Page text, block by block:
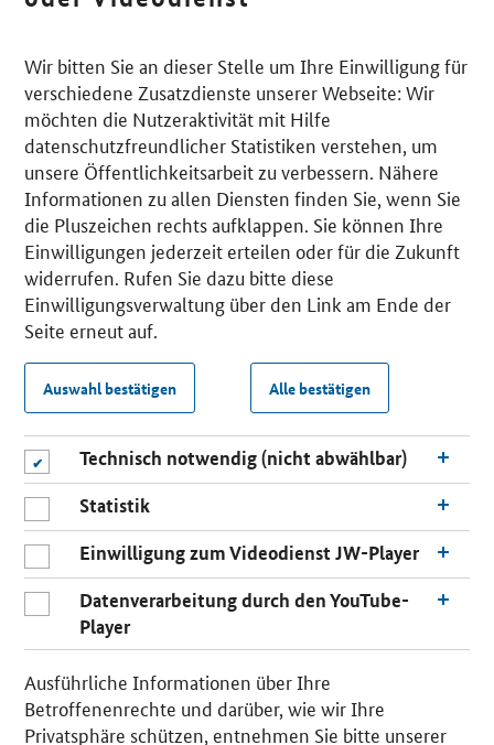
Wir bitten Sie an dieser Stelle um Ihre Einwilligung für
verschiedene Zusatzdienste unserer Webseite: Wir
möchten die Nutzeraktivität mit Hilfe
datenschutzfreundlicher Statistiken verstehen, um
unsere Öffentlichkeitsarbeit zu verbessern. Nähere
Informationen zu allen Diensten finden Sie, wenn Sie
die Pluszeichen rechts aufklappen. Sie können Ihre
Einwilligungen jederzeit erteilen oder für die Zukunft
widerrufen. Rufen Sie dazu bitte diese
Einwilligungsverwaltung über den Link am Ende der
Seite erneut auf.
Auswahl bestätigen Alle bestätigen
Technisch notwendig (nicht abwählbar)
Statistik
Einwilligung zum Videodienst JW-Player
Datenverarbeitung durch den YouTube-
Player
Ausführliche Informationen über Ihre
Betroffenenrechte und darüber, wie wir Ihre
Privatsphäre schützen, entnehmen Sie bitte unserer